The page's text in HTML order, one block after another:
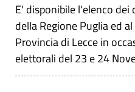
E' disponibile l'elenco
della Regione Puglia ed
Provincia di Lecce in
elettorali del 23 e 24